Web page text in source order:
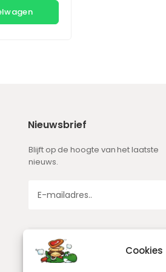
Cookies
Nieuwsbrief
Blijft op de hoogte van het laatste
nieuws.